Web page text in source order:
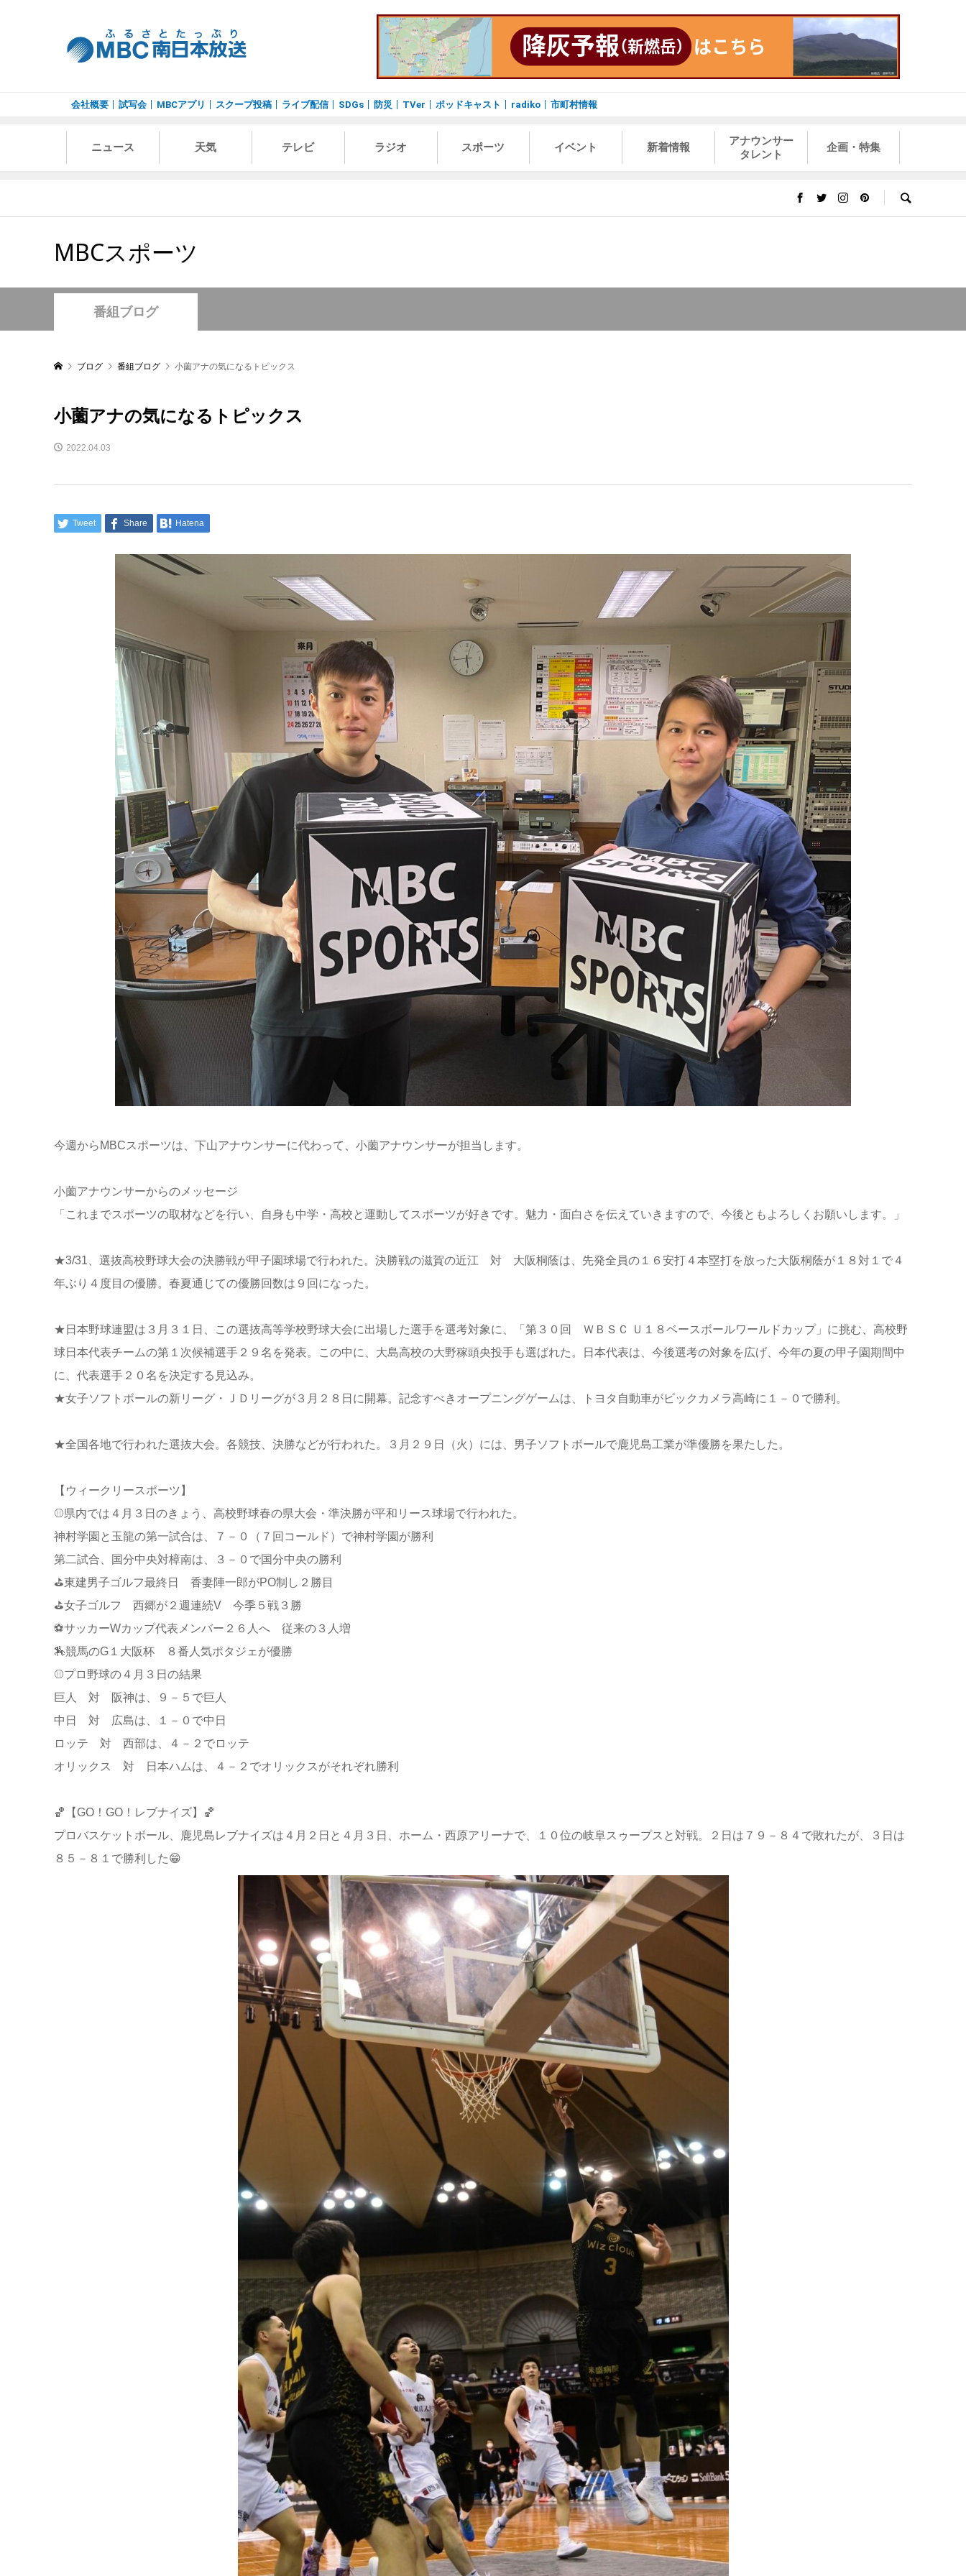
会社概要 試写会 MBCアプリ スクープ投稿 ライブ配信 SDGs 防災 TVer ポッドキャスト radiko 市町村情報
ニュース 天気 テレビ ラジオ スポーツ イベント 新着情報
アナウンサー
タレント
企画・特集
MBCスポーツ
番組ブログ
ブログ 番組ブログ 小薗アナの気になるトピックス
小薗アナの気になるトピックス
2022.04.03
Tweet Share Hatena
今週からMBCスポーツは、下山アナウンサーに代わって、小薗アナウンサーが担当します。
小薗アナウンサーからのメッセージ
「これまでスポーツの取材などを行い、自身も中学・高校と運動してスポーツが好きです。魅力・面白さを伝えていきますので、今後ともよろしくお願いします。」
★3/31、選抜高校野球大会の決勝戦が甲子園球場で行われた。決勝戦の滋賀の近江 対 大阪桐蔭は、先発全員の１６安打４本塁打を放った大阪桐蔭が１８対１で４
年ぶり４度目の優勝。春夏通じての優勝回数は９回になった。
★日本野球連盟は３月３１日、この選抜高等学校野球大会に出場した選手を選考対象に、「第３０回 ＷＢＳＣ Ｕ１８ベースボールワールドカップ」に挑む、高校野
球日本代表チームの第１次候補選手２９名を発表。この中に、大島高校の大野稼頭央投手も選ばれた。日本代表は、今後選考の対象を広げ、今年の夏の甲子園期間中
に、代表選手２０名を決定する見込み。
★女子ソフトボールの新リーグ・ＪＤリーグが３月２８日に開幕。記念すべきオープニングゲームは、トヨタ自動車がビックカメラ高崎に１－０で勝利。
★全国各地で行われた選抜大会。各競技、決勝などが行われた。３月２９日（火）には、男子ソフトボールで鹿児島工業が準優勝を果たした。
【ウィークリースポーツ】
⚾県内では４月３日のきょう、高校野球春の県大会・準決勝が平和リース球場で行われた。
神村学園と玉龍の第一試合は、７－０（７回コールド）で神村学園が勝利
第二試合、国分中央対樟南は、３－０で国分中央の勝利
⛳東建男子ゴルフ最終日 香妻陣一郎がPO制し２勝目
⛳女子ゴルフ 西郷が２週連続V 今季５戦３勝
⚽サッカーWカップ代表メンバー２６人へ 従来の３人増
🏇競馬のG１大阪杯 ８番人気ポタジェが優勝
⚾プロ野球の４月３日の結果
巨人 対 阪神は、９－５で巨人
中日 対 広島は、１－０で中日
ロッテ 対 西部は、４－２でロッテ
オリックス 対 日本ハムは、４－２でオリックスがそれぞれ勝利
🏀【GO！GO！レブナイズ】🏀
プロバスケットボール、鹿児島レブナイズは４月２日と４月３日、ホーム・西原アリーナで、１０位の岐阜スゥープスと対戦。２日は７９－８４で敗れたが、３日は
８５－８１で勝利した😁